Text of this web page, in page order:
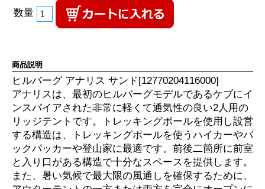
数量
商品説明
ヒルバーグ アナリス サンド[12770204116000]
アナリスは、最初のヒルバーグモデルであるケブにイ
ンスパイアされた非常に軽くて通気性の良い2人用の
リッジテントです。トレッキングポールを使用し設営
する構造は、トレッキングポールを使うハイカーやバ
ックパッカーや登山家に最適です。前後二箇所に前室
と入り口がある構造で十分なスペースを提供します。
また、暑い気候で最大限の風通しを確保するために、